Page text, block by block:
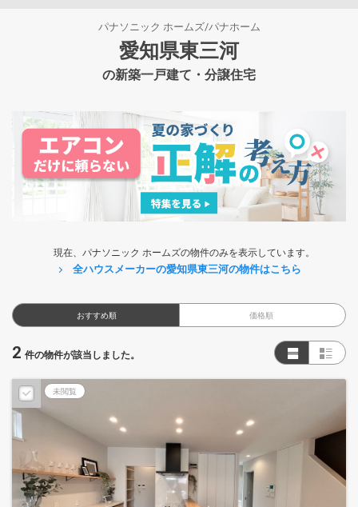
パナソニック ホームズ/パナホーム
愛知県東三河
の新築一戸建て・分譲住宅
現在、パナソニック ホームズの物件のみを表示しています。
全ハウスメーカーの愛知県東三河の物件はこちら
おすすめ順 価格順
2 件の物件が該当しました。
未閲覧